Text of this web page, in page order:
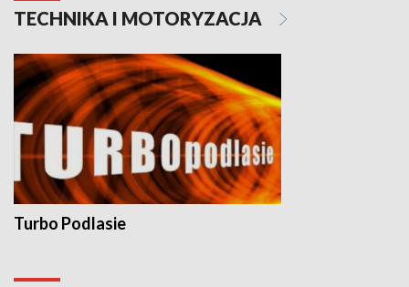
TECHNIKA I MOTORYZACJA
Turbo Podlasie